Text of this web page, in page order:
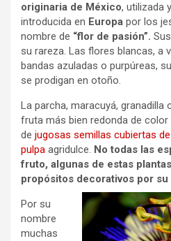
originaria de México, utilizada
introducida en Europa por los
nombre de “flor de pasión”.
su rareza. Las flores blancas, a
bandas azuladas o purpúreas,
se prodigan en otoño.
La parcha, maracuyá,
fruta más bien redonda de
de jugosas semillas cubiertas
pulpa agridulce. No todas las
fruto, algunas de estas
propósitos decorativos por su
Por su
nombre
muchas